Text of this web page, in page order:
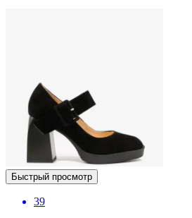
Быстрый просмотр
39